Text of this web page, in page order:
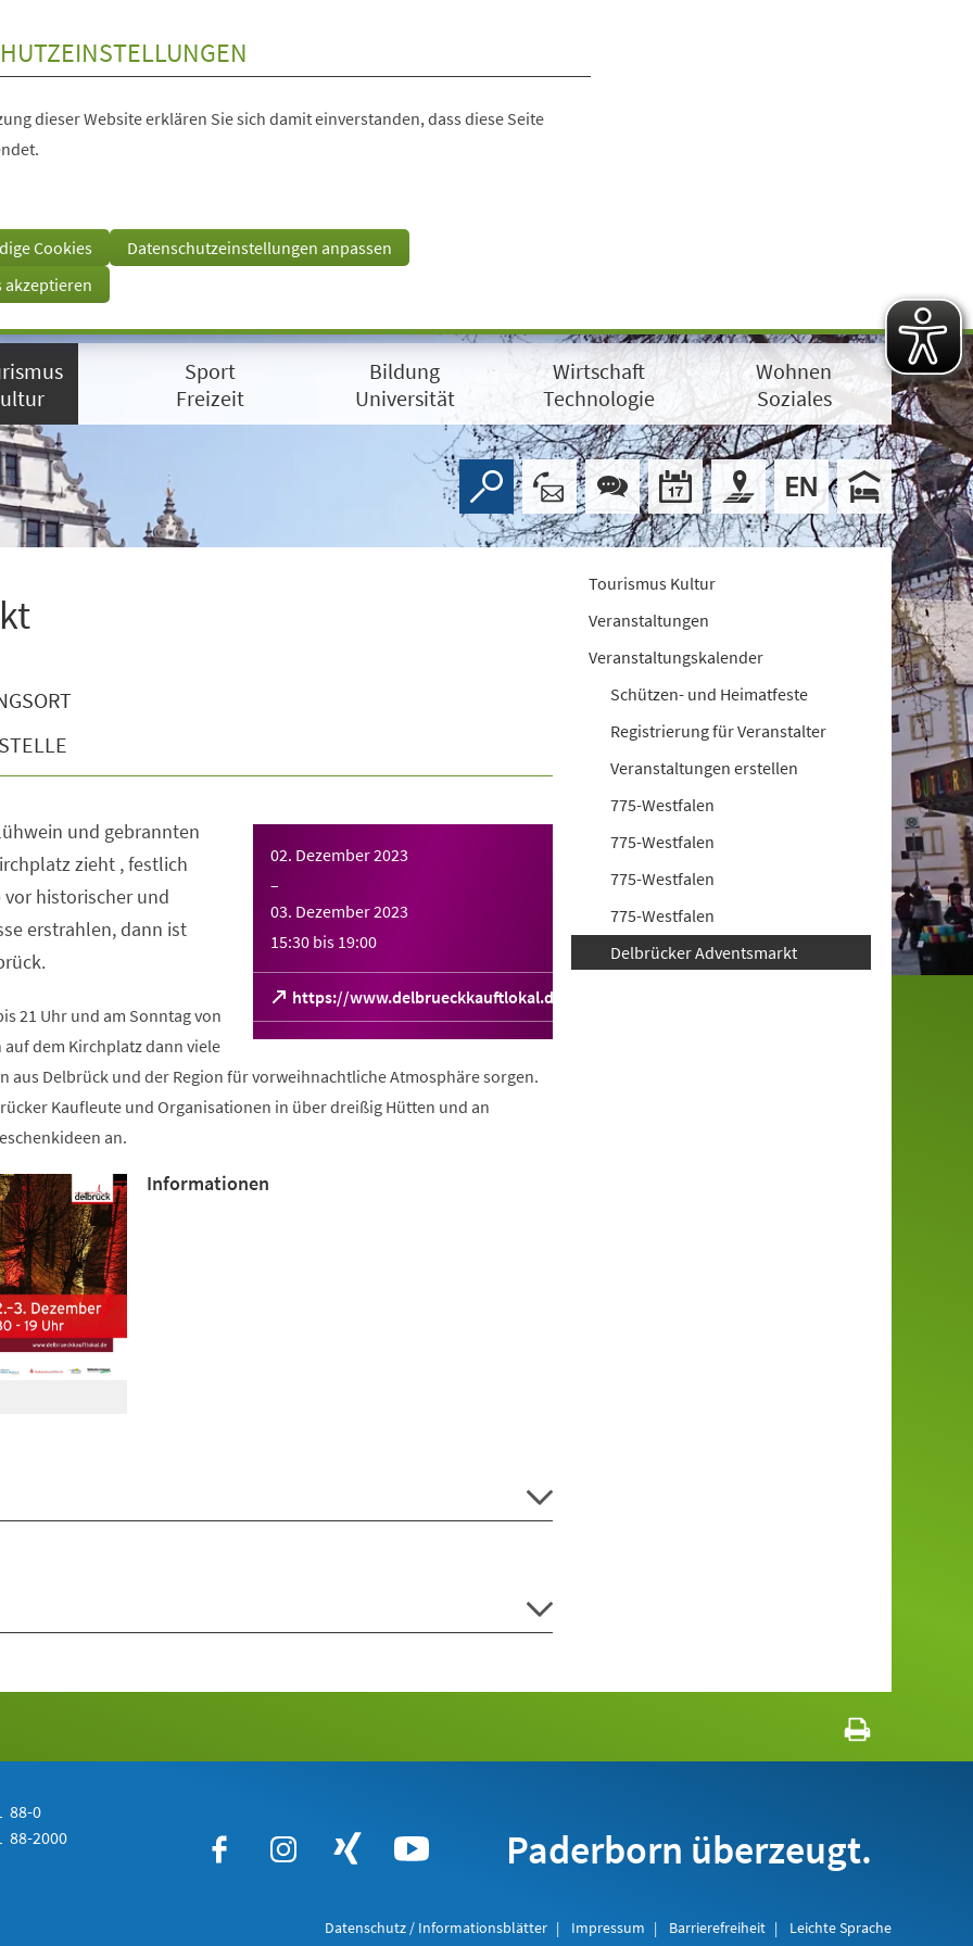
dieser Website erklären Sie sich damit einverstanden, dass diese Seite
Cookies
Datenschutzeinstellungen anpassen
akzeptieren
Sport
Freizeit
Bildung
Universität
Wirtschaft
Technologie
Wohnen
Soziales
02. Dezember 2023
–
03. Dezember 2023
15:30 bis 19:00
https://www.delbrueckkauftlokal.de/
(Öffnet
in
neuen
Tab)
und gebrannten
zieht , festlich
historischer und
erstrahlen, dann ist
21 Uhr und am Sonntag von
auf dem Kirchplatz dann viele
aus Delbrück und der Region für vorweihnachtliche Atmosphäre sorgen.
Kaufleute und Organisationen in über dreißig Hütten und an
an.
Informationen
Tourismus Kultur
Veranstaltungen
Veranstaltungskalender
Schützen- und Heimatfeste
Registrierung für Veranstalter
Veranstaltungen erstellen
775-Westfalen
775-Westfalen
775-Westfalen
775-Westfalen
Delbrücker Adventsmarkt
88-0
88-2000 Paderborn überzeugt.
Datenschutz / Informationsblätter Impressum Barrierefreiheit Leichte Sprache